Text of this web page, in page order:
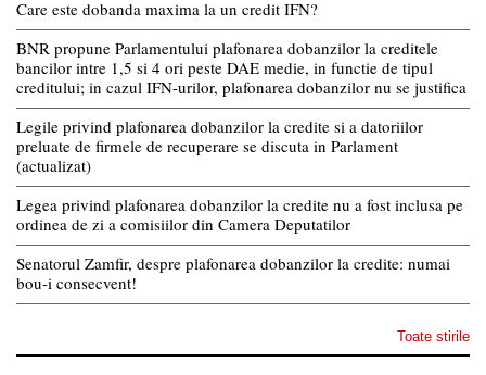
Care este dobanda maxima la un credit IFN?
BNR propune Parlamentului plafonarea dobanzilor la creditele
bancilor intre 1,5 si 4 ori peste DAE medie, in functie de tipul
creditului; in cazul IFN-urilor, plafonarea dobanzilor nu se justifica
Legile privind plafonarea dobanzilor la credite si a datoriilor
preluate de firmele de recuperare se discuta in Parlament
(actualizat)
Legea privind plafonarea dobanzilor la credite nu a fost inclusa pe
ordinea de zi a comisiilor din Camera Deputatilor
Senatorul Zamfir, despre plafonarea dobanzilor la credite: numai
bou-i consecvent!
Toate stirile